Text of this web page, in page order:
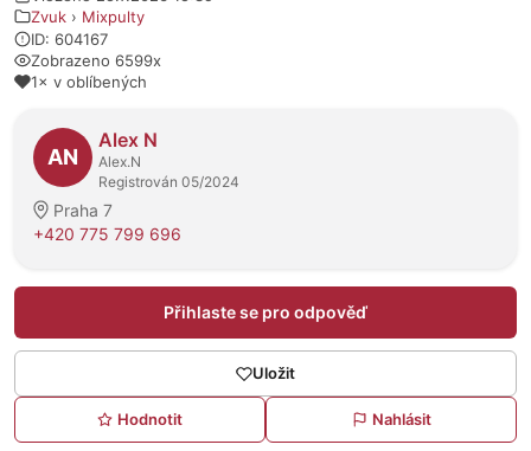
Zvuk › Mixpulty
ID: 604167
Zobrazeno 6599x
1× v oblíbených
O prodejci
AN
Alex N
Alex.N
Registrován 05/2024
Praha 7
+420 775 799 696
Přihlaste se pro odpověď
Uložit
Hodnotit Nahlásit